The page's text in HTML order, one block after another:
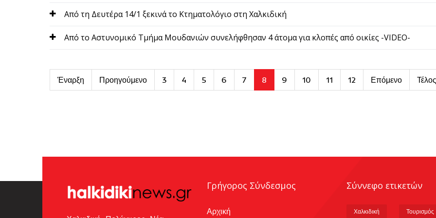
Από τη Δευτέρα 14/1 ξεκινά το Κτηματολόγιο στη Χαλκιδική
Από το Αστυνομικό Τμήμα Μουδανιών συνελήφθησαν 4 άτομα για κλοπές από οικίες -VIDEO-
Έναρξη Προηγούμενο 3 4 5 6 7 8 9 10 11 12 Επόμενο Τέλος
Γρήγορος Σύνδεσμος
Αρχική
Σύννεφο ετικετών
Χαλκιδική Τουρισμός